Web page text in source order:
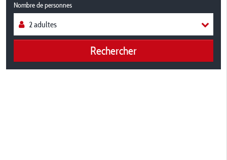
Nombre de personnes
Rechercher